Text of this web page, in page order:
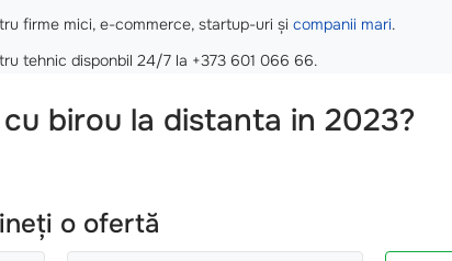
firme mici, e-commerce, startup-uri și companii mari.
tehnic disponbil 24/7 la +373 601 066 66.
birou la distanta in 2023?
o ofertă